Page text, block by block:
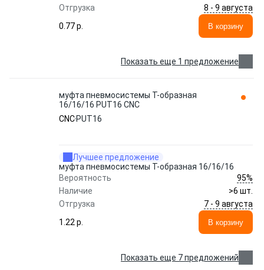
Отгрузка
8 - 9 августа
0.77 p.
В корзину
Показать еще 1 предложение
муфта пневмосистемы Т-образная
16/16/16 PUT16 CNC
CNC PUT16
Лучшее предложение
муфта пневмосистемы Т-образная 16/16/16
Вероятность
95%
Наличие
>6 шт.
Отгрузка
7 - 9 августа
1.22 p.
В корзину
Показать еще 7 предложений